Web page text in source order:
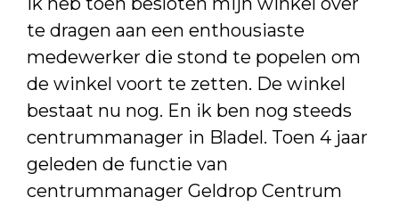
te dragen aan een enthousiaste
medewerker die stond te popelen om
de winkel voort te zetten. De winkel
bestaat nu nog. En ik ben nog steeds
centrummanager in Bladel. Toen 4 jaar
geleden de functie van
centrummanager Geldrop Centrum